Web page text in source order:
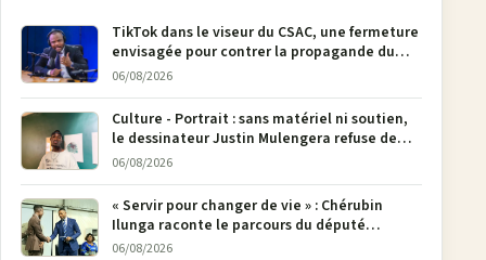
TikTok dans le viseur du CSAC, une fermeture
envisagée pour contrer la propagande du
M23
06/08/2026
Culture - Portrait : sans matériel ni soutien,
le dessinateur Justin Mulengera refuse de
poser son crayon
06/08/2026
« Servir pour changer de vie » : Chérubin
Ilunga raconte le parcours du député
national Jethro Muyombi Tshimbu en 137
06/08/2026